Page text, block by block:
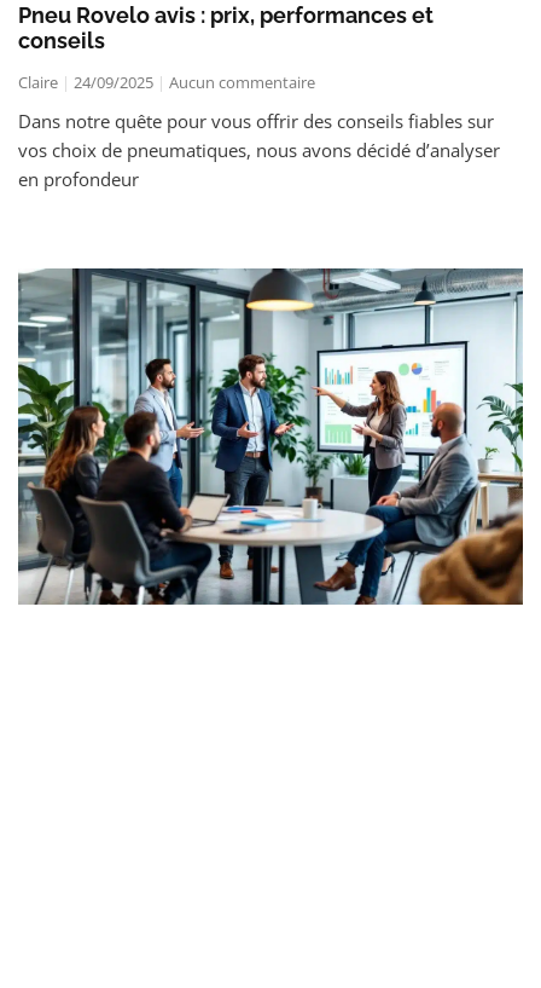
Pneu Rovelo avis : prix, performances et
conseils
Claire 24/09/2025 Aucun commentaire
Dans notre quête pour vous offrir des conseils fiables sur
vos choix de pneumatiques, nous avons décidé d’analyser
en profondeur